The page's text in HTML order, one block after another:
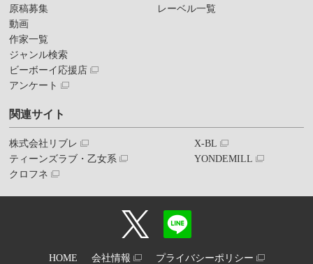
原稿募集
動画
作家一覧
ジャンル検索
ビーボーイ応援店
アンケート
レーベル一覧
関連サイト
株式会社リブレ
ティーンズラブ・乙女系
クロフネ
X-BL
YONDEMILL
HOME 会社情報 プライバシーポリシー